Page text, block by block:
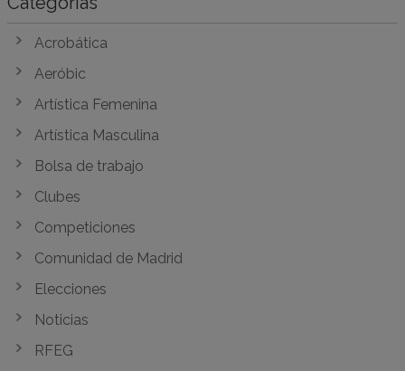
Acrobática
Aeróbic
Artística Femenina
Artística Masculina
Bolsa de trabajo
Clubes
Competiciones
Comunidad de Madrid
Elecciones
Noticias
RFEG